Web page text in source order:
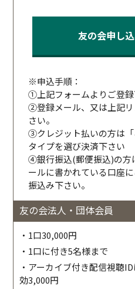
友の会申し
※申込手順：
①上記フォームよりご登録
②登録メール、又は上記
さい。
③クレジット払いの方は
タイプを選び決済下さい
④銀行振込(郵便振込)の方
ールに書かれている口座
振込み下さい。
友の会法人・団体会員
・1口30,000円
・1口に付き5名様まで
・アーカイブ付き配信視聴
効3,000円